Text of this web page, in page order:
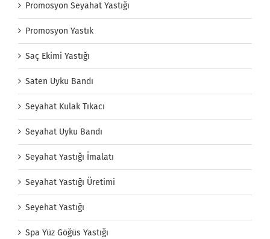
Promosyon Seyahat Yastığı
Promosyon Yastık
Saç Ekimi Yastığı
Saten Uyku Bandı
Seyahat Kulak Tıkacı
Seyahat Uyku Bandı
Seyahat Yastığı İmalatı
Seyahat Yastığı Üretimi
Seyehat Yastığı
Spa Yüz Göğüs Yastığı